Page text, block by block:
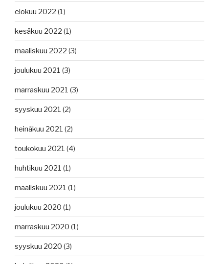
elokuu 2022 (1)
kesäkuu 2022 (1)
maaliskuu 2022 (3)
joulukuu 2021 (3)
marraskuu 2021 (3)
syyskuu 2021 (2)
heinäkuu 2021 (2)
toukokuu 2021 (4)
huhtikuu 2021 (1)
maaliskuu 2021 (1)
joulukuu 2020 (1)
marraskuu 2020 (1)
syyskuu 2020 (3)